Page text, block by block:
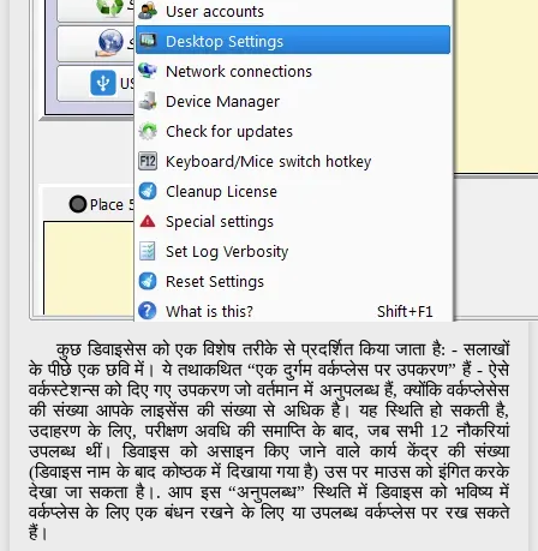
कुछ डिवाइसेस को एक विशेष तरीके से प्रदर्शित किया जाता है: - सलाखों
के पीछे एक छवि में। ये तथाकथित “एक दुर्गम वर्कप्लेस पर उपकरण” हैं - ऐसे
वर्कस्टेशन्स को दिए गए उपकरण जो वर्तमान में अनुपलब्ध हैं, क्योंकि वर्कप्लेसेस
की संख्या आपके लाइसेंस की संख्या से अधिक है। यह स्थिति हो सकती है,
उदाहरण के लिए, परीक्षण अवधि की समाप्ति के बाद, जब सभी 12 नौकरियां
उपलब्ध थीं। डिवाइस को असाइन किए जाने वाले कार्य केंद्र की संख्या
(डिवाइस नाम के बाद कोष्ठक में दिखाया गया है) उस पर माउस को इंगित करके
देखा जा सकता है।. आप इस “अनुपलब्ध” स्थिति में डिवाइस को भविष्य में
वर्कप्लेस के लिए एक बंधन रखने के लिए या उपलब्ध वर्कप्लेस पर रख सकते
हैं।